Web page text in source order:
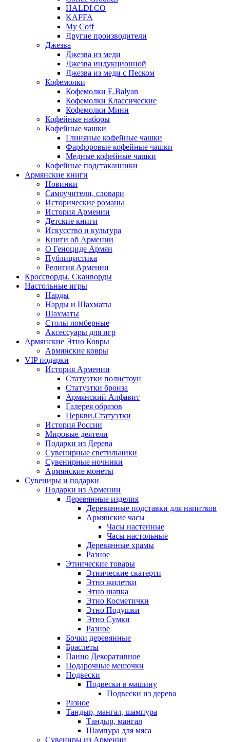
HALDI.CO
KAFFA
My Coff
Другие производители
Джезва
Джезва из меди
Джезва индукционной
Джезва из меди с Песком
Кофемолки
Кофемолки E.Balyan
Кофемолки Классические
Кофемолки Мини
Кофейные наборы
Кофейные чашки
Глиняные кофейные чашки
Фарфоровые кофейные чашки
Медные кофейные чашки
Кофейные подстаканники
Армянские книги
Новинки
Самоучители, словари
Исторические романы
История Армении
Детские книги
Иcкусство и культура
Книги об Армении
О Геноциде Армян
Публицистика
Религия Армении
Кроссворды. Сканворды
Настольные игры
Нарды
Нарды и Шахматы
Шахматы
Столы ломберные
Аксессуары для игр
Армянские Этно Ковры
Армянские ковры
VIP подарки
История Армении
Статуэтки полистоун
Статуэтки бронза
Армянский Алфавит
Галерея образов
Церкви.Статуэтки
История России
Мировые деятели
Подарки из Дерева
Сувенирные светильники
Сувенирные ночники
Армянские монеты
Сувениры и подарки
Подарки из Армении
Деревянные изделия
Деревянные подставки для напитков
Армянские часы
Часы настенные
Часы настольные
Деревянные храмы
Разное
Этнические товары
Этнические скатерти
Этно жилетки
Этно шапка
Этно Косметички
Этно Подушки
Этно Сумки
Разное
Бочки деревянные
Браслеты
Панно Декоративное
Подарочные мешочки
Подвески
Подвески в машину
Подвески из дерева
Разное
Тандыр, мангал, шампура
Тандыр, мангал
Шампура для мяса
Сувениры из Армении